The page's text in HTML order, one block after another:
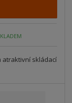
atraktivní skládací